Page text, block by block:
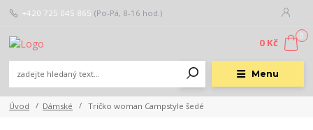
Menu
+420 725 045 865 (Po-Pá, 8-16 hod.)
0
0 Kč
Úvod Dámské Tričko woman Campstyle šedé